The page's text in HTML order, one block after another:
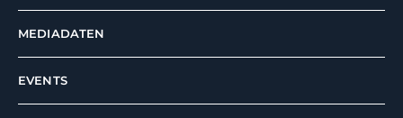
MEDIADATEN
EVENTS